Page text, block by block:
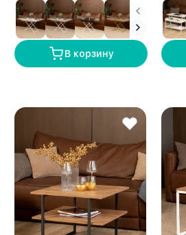
В корзину